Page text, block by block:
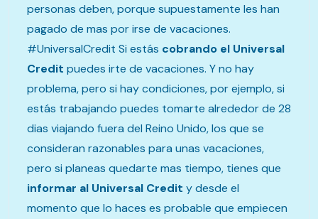
personas deben, porque supuestamente les han
pagado de mas por irse de vacaciones.
#UniversalCredit Si estás cobrando el Universal
Credit puedes irte de vacaciones. Y no hay
problema, pero si hay condiciones, por ejemplo, si
estás trabajando puedes tomarte alrededor de 28
dias viajando fuera del Reino Unido, los que se
consideran razonables para unas vacaciones,
pero si planeas quedarte mas tiempo, tienes que
informar al Universal Credit y desde el
momento que lo haces es probable que empiecen